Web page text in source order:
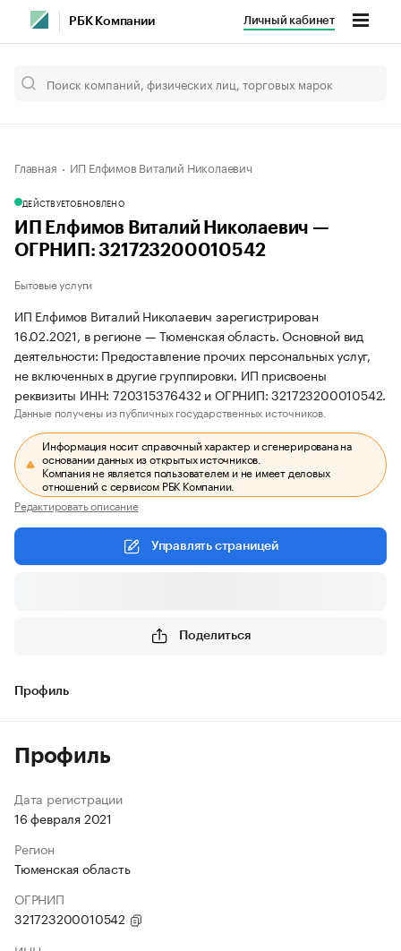
РБК Компании Личный кабинет
Главная ИП Елфимов Виталий Николаевич
ДЕЙСТВУЕТОБНОВЛЕНО
ИП Елфимов Виталий Николаевич —
ОГРНИП: 321723200010542
Бытовые услуги
ИП Елфимов Виталий Николаевич зарегистрирован
16.02.2021, в регионе — Тюменская область. Основной вид
деятельности: Предоставление прочих персональных услуг,
не включенных в другие группировки. ИП присвоены
реквизиты ИНН: 720315376432 и ОГРНИП: 321723200010542.
Данные получены из публичных государственных источников.
Информация носит справочный характер и сгенерирована на
основании данных из открытых источников.
Компания не является пользователем и не имеет деловых
отношений с сервисом РБК Компании.
Редактировать описание
Управлять страницей
Поделиться
Профиль
Профиль
Дата регистрации
16 февраля 2021
Регион
Тюменская область
ОГРНИП
321723200010542